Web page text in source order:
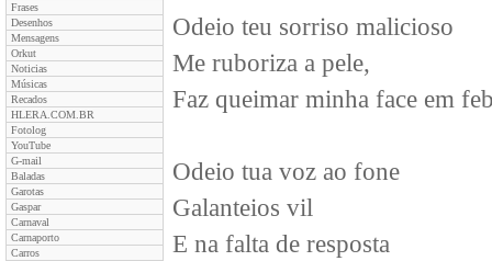
Frases
Desenhos
Mensagens
Orkut
Noticias
Músicas
Recados
HLERA.COM.BR
Fotolog
YouTube
G-mail
Baladas
Garotas
Gaspar
Carnaval
Carnaporto
Carros
Odeio teu sorriso malicioso
Me ruboriza a pele,
Faz queimar minha face em
Odeio tua voz ao fone
Galanteios vil
E na falta de resposta